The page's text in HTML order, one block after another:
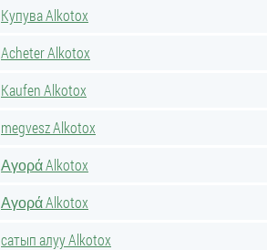
Купува Alkotox
Acheter Alkotox
Kaufen Alkotox
megvesz Alkotox
Αγορά Alkotox
Αγορά Alkotox
сатып алуу Alkotox